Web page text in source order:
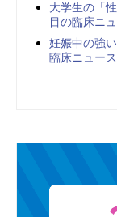
大学生の「
目の臨床ニ
妊娠中の強
臨床ニュース